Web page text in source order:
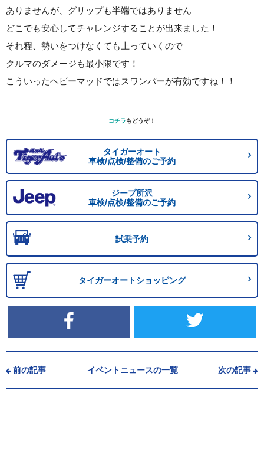
ありませんが、グリップも半端ではありません
どこでも安心してチャレンジすることが出来ました！
それ程、勢いをつけなくても上っていくので
クルマのダメージも最小限です！
こういったヘビーマッドではスワンパーが有効ですね！！
コチラ もどうぞ！
タイガーオート
車検/点検/整備のご予約
ジープ所沢
車検/点検/整備のご予約
試乗予約
タイガーオートショッピング
前の記事 イベントニュースの一覧 次の記事